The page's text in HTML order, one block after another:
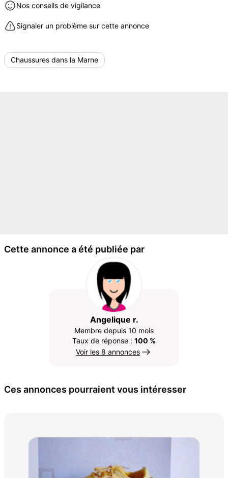
Nos conseils de vigilance
Signaler un problème sur cette annonce
Chaussures dans la Marne
Cette annonce a été publiée par
Angelique r.
Membre depuis 10 mois
Taux de réponse : 100 %
Voir les 8 annonces
Ces annonces pourraient vous intéresser